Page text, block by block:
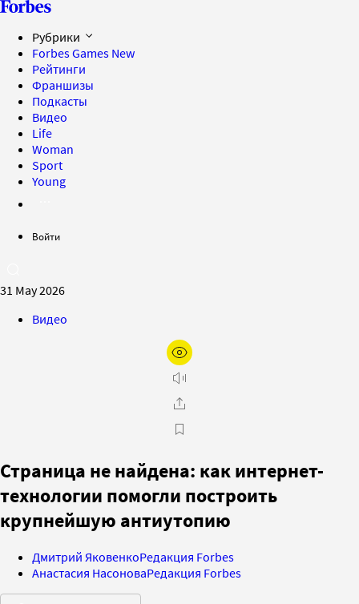
Рубрики
Forbes Games New
Рейтинги
Франшизы
Подкасты
Видео
Life
Woman
Sport
Young
Войти
31 May 2026
Видео
Страница не найдена: как интернет-
технологии помогли построить
крупнейшую антиутопию
Дмитрий ЯковенкоРедакция Forbes
Анастасия НасоноваРедакция Forbes